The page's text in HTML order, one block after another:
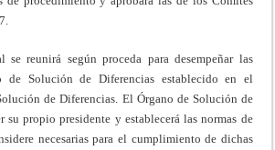
se reunirá según proceda para desempeñar las
de Solución de Diferencias establecido en el
de Diferencias. El Órgano de Solución de
su propio presidente y establecerá las normas de
necesarias para el cumplimiento de dichas